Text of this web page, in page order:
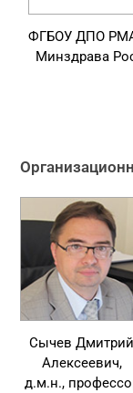
ФГБОУ ДПО
Минздрава
Сычев Дмитрий
Алексеевич,
д.м.н.,